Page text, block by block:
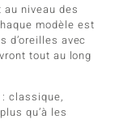
niveau des
modèle est
d’oreilles avec
tout au long
classique,
qu’à les